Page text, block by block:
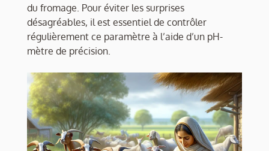
du fromage. Pour éviter les surprises
désagréables, il est essentiel de contrôler
régulièrement ce paramètre à l’aide d’un pH-
mètre de précision.